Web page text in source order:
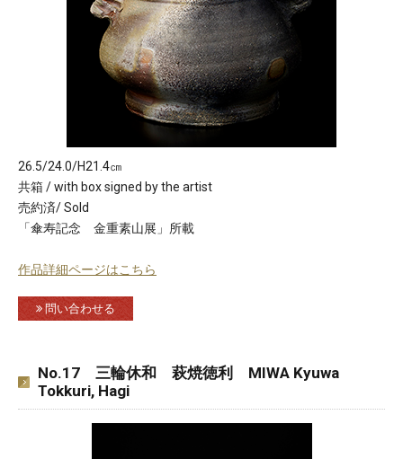
26.5/24.0/H21.4㎝
共箱 / with box signed by the artist
売約済/ Sold
「傘寿記念 金重素山展」所載
作品詳細ページはこちら
問い合わせる
No.17 三輪休和 萩焼徳利 MIWA Kyuwa
Tokkuri, Hagi